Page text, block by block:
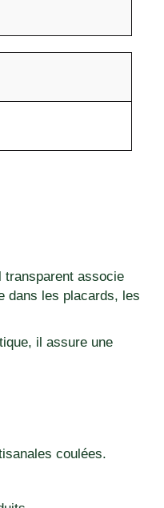
transparent associe
dans les placards, les
il assure une
coulées.